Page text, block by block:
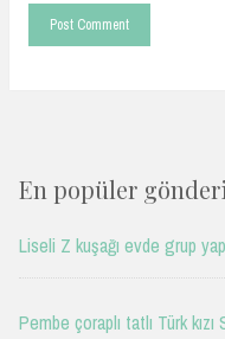
En popüler
Liseli Z kuşağı evde grup
Pembe çoraplı tatlı Türk